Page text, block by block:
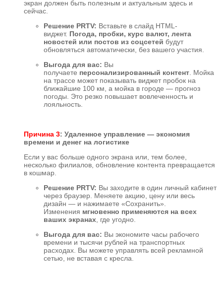
экран должен быть полезным и актуальным здесь и
сейчас.
Решение PRTV: Вставьте в слайд HTML-
виджет. Погода, пробки, курс валют, лента
новостей или постов из соцсетей будут
обновляться автоматически, без вашего участия.
Выгода для вас: Вы
получаете персонализированный контент . Мойка
на трассе может показывать виджет пробок на
ближайшие 100 км, а мойка в городе — прогноз
погоды. Это резко повышает вовлеченность и
лояльность.
Причина 3: Удаленное управление — экономия
времени и денег на логистике
Если у вас больше одного экрана или, тем более,
несколько филиалов, обновление контента превращается
в кошмар.
Решение PRTV: Вы заходите в один личный кабинет
через браузер. Меняете акцию, цену или весь
дизайн — и нажимаете «Сохранить».
Изменения мгновенно применяются на всех
ваших экранах , где угодно.
Выгода для вас: Вы экономите часы рабочего
времени и тысячи рублей на транспортных
расходах. Вы можете управлять всей рекламной
сетью, не вставая с кресла.